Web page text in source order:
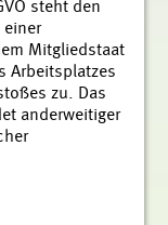
steht den
einer
Mitgliedstaat
Arbeitsplatzes
zu. Das
anderweitiger